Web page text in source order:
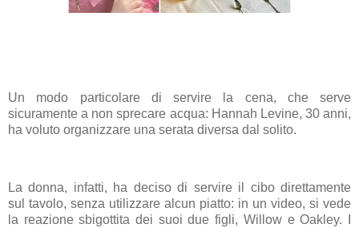
Un modo particolare di servire la cena, che serve
sicuramente a non sprecare acqua: Hannah Levine, 30 anni,
ha voluto organizzare una serata diversa dal solito.
La donna, infatti, ha deciso di servire il cibodirettamente
sul tavolo, senza utilizzare alcun piatto: in un video, si vede
la reazione sbigottita dei suoi due figli, Willow e Oakley. I